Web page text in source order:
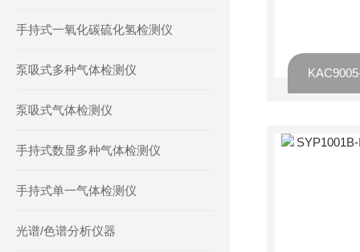
手持式一氧化碳硫化氢检测仪
泵吸式多种气体检测仪
泵吸式气体检测仪
手持式数显多种气体检测仪
手持式单一气体检测仪
光谱/色谱分析仪器